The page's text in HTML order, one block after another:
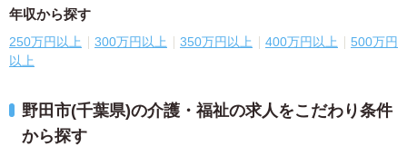
年収から探す
250万円以上 300万円以上 350万円以上 400万円以上
500万円
以上
野田市(千葉県)の介護・福祉の求人をこだわり条件
から探す